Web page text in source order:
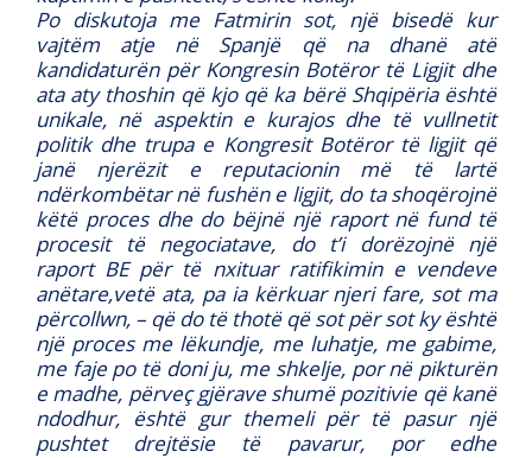
Po diskutoja me Fatmirin sot, një bisedë kur
vajtëm atje në Spanjë që na dhanë atë
kandidaturën për Kongresin Botëror të Ligjit dhe
ata aty thoshin që kjo që ka bërë Shqipëria është
unikale, në aspektin e kurajos dhe të vullnetit
politik dhe trupa e Kongresit Botëror të ligjit që
janë njerëzit e reputacionin më të lartë
ndërkombëtar në fushën e ligjit, do ta shoqërojnë
këtë proces dhe do bëjnë një raport në fund të
procesit të negociatave, do t’i dorëzojnë një
raport BE për të nxituar ratifikimin e vendeve
anëtare,vetë ata, pa ia kërkuar njeri fare, sot ma
përcollwn, – që do të thotë që sot për sot ky është
një proces me lëkundje, me luhatje, me gabime,
me faje po të doni ju, me shkelje, por në pikturën
e madhe, përveç gjërave shumë pozitivie që kanë
ndodhur, është gur themeli për të pasur një
pushtet drejtësie të pavarur, por edhe